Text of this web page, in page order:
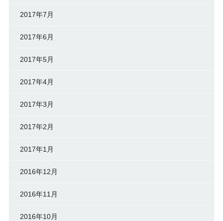
2017年7月
2017年6月
2017年5月
2017年4月
2017年3月
2017年2月
2017年1月
2016年12月
2016年11月
2016年10月